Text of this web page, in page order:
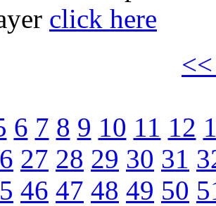
click here
6 7 8 9 10 11 12
27 28 29 30 31
46 47 48 49 50